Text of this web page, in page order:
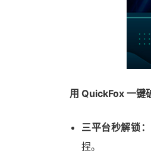
用 QuickFox 一键
三平台秒解锁：
捏。